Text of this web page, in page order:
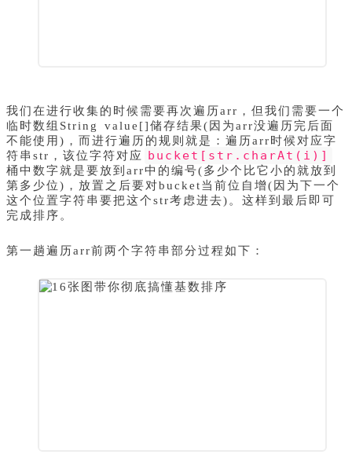
我们在进行收集的时候需要再次遍历arr，但我们需要一个
临时数组String value[]储存结果(因为arr没遍历完后面
不能使用)，而进行遍历的规则就是：遍历arr时候对应字
符串str，该位字符对应 bucket[str.charAt(i)]
桶中数字就是要放到arr中的编号(多少个比它小的就放到
第多少位)，放置之后要对bucket当前位自增(因为下一个
这个位置字符串要把这个str考虑进去)。这样到最后即可
完成排序。
第一趟遍历arr前两个字符串部分过程如下：